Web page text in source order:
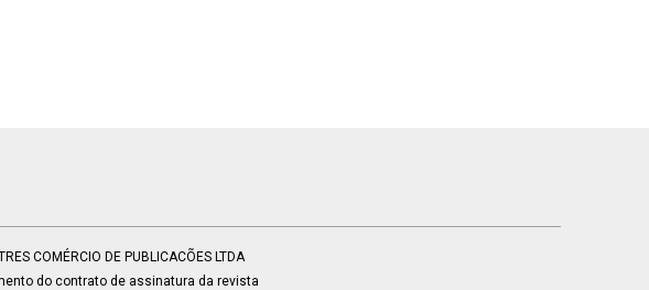
COMÉRCIO DE PUBLICACÕES LTDA
do contrato de assinatura da revista